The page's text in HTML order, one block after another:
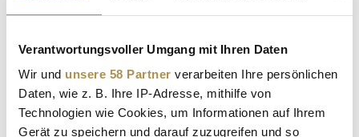
Verantwortungsvoller Umgang mit Ihren Daten
Wir und unsere 58 Partner verarbeiten Ihre persönlichen
Daten, wie z. B. Ihre IP-Adresse, mithilfe von
Technologien wie Cookies, um Informationen auf Ihrem
Gerät zu speichern und darauf zuzugreifen und so
LIPSTICK INDEX BEDEUTUNG
LUXUSMARKEN WELTWEIT CEO LEADERSHIP TIPPS
KUNSTMÄZEN NEW YORK
PHILANTHROPIE IN DER WIRTSCHAFT